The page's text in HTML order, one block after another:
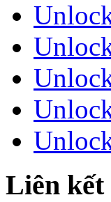
Liên kết